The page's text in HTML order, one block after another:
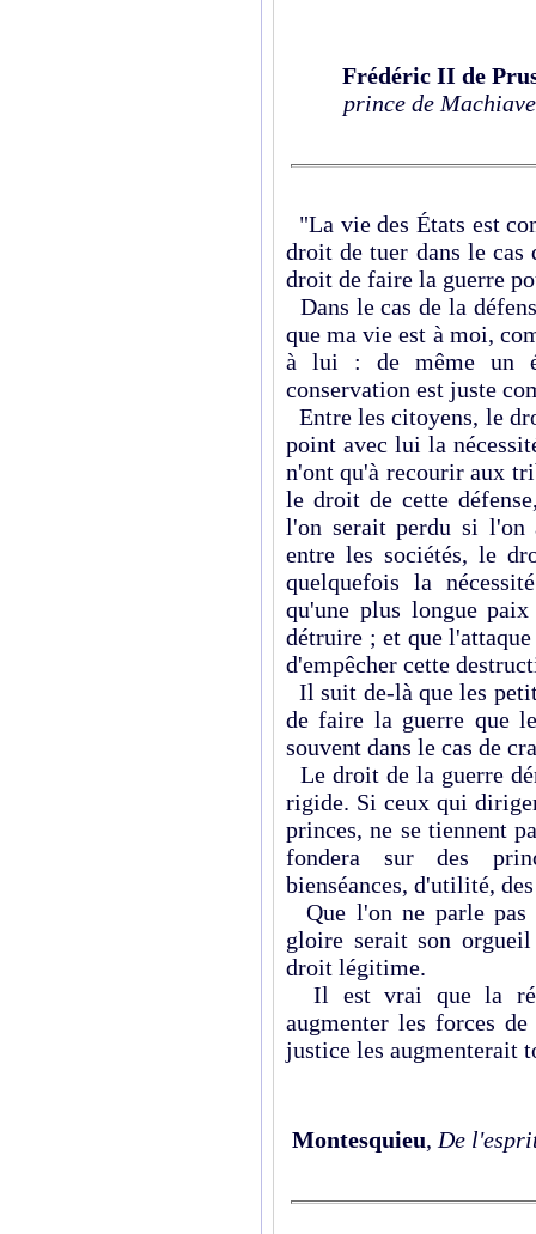
Frédéric II de
prince de
"La vie des États est
droit de tuer dans le cas
droit de faire la guerre
Dans le cas de la
que ma vie est à moi,
à lui : de même un
conservation est juste
Entre les citoyens, le
point avec lui la
n'ont qu'à recourir aux
le droit de cette
l'on serait perdu si l'on
entre les sociétés, le
quelquefois la
qu'une plus longue
détruire ; et que
d'empêcher cette
Il suit de-là que les
de faire la guerre que
souvent dans le cas de
Le droit de la guerre
rigide. Si ceux qui
princes, ne se tiennent
fondera sur des
bienséances, d'utilité,
Que l'on ne parle
gloire serait son
droit légitime.
Il est vrai que la
augmenter les forces
justice les augmenterait
Montesquieu, De